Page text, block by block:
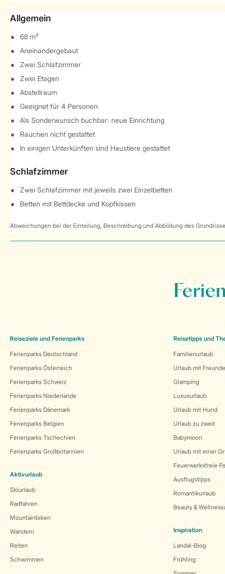
Allgemein
68 m²
Aneinandergebaut
Zwei Schlafzimmer
Zwei Etagen
Abstellraum
Geeignet für 4 Personen
Als Sonderwunsch buchbar: neue Einrichtung
Rauchen nicht gestattet
In einigen Unterkünften sind Haustiere gestattet
Schlafzimmer
Zwei Schlafzimmer mit jeweils zwei Einzelbetten
Betten mit Bettdecke und Kopfkissen
Abweichungen bei der Einteilung, Beschreibung und Abbildung des
Reiseziele und Ferienparks
Ferienparks Deutschland
Ferienparks Österreich
Ferienparks Schweiz
Ferienparks Niederlande
Ferienparks Dänemark
Ferienparks Belgien
Ferienparks Tschechien
Ferienparks Großbritannien
Aktivurlaub
Skiurlaub
Radfahren
Mountainbiken
Wandern
Reiten
Schwimmen
Reisetipps und
Familienurlaub
Urlaub mit
Glamping
Luxusurlaub
Urlaub mit Hund
Urlaub zu zweit
Babymoon
Urlaub mit einer
Feuerwerksfreie
Ausflugstipps
Romantikurlaub
Beauty &
Inspiration
Landal-Blog
Frühling